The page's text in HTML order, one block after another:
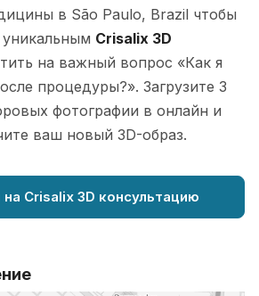
в São Paulo, Brazil чтобы
уникальным Crisalix 3D
на важный вопрос «Как я
процедуры?». Загрузите 3
фотографии в онлайн и
ваш новый 3D-образ.
на Crisalix 3D консультацию